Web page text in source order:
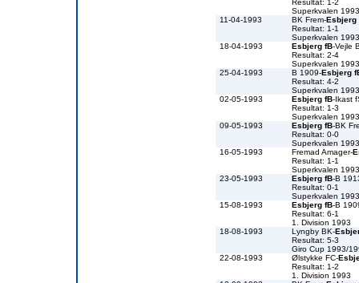
Resultat: 1-2
Superkvalen 1993
11-04-1993
BK Frem-Esbjerg
Resultat: 1-1
Superkvalen 1993
18-04-1993
Esbjerg fB-Vejle
Resultat: 2-4
Superkvalen 1993
25-04-1993
B 1909-Esbjerg
Resultat: 4-2
Superkvalen 1993
02-05-1993
Esbjerg fB-Ikast
Resultat: 1-3
Superkvalen 1993
09-05-1993
Esbjerg fB-BK
Resultat: 0-0
Superkvalen 1993
16-05-1993
Fremad Amager-
Resultat: 1-1
Superkvalen 1993
23-05-1993
Esbjerg fB-B
Resultat: 0-1
Superkvalen 1993
15-08-1993
Esbjerg fB-B
Resultat: 6-1
1. Division 1993
18-08-1993
Lyngby BK-
Resultat: 5-3
Giro Cup 1993/
22-08-1993
Ølstykke FC-
Resultat: 1-2
1. Division 1993